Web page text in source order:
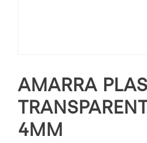
AMARRA
4MM